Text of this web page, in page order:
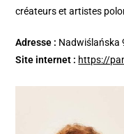
créateurs et artistes
Adresse : Nadwiślańska
Site internet : https://